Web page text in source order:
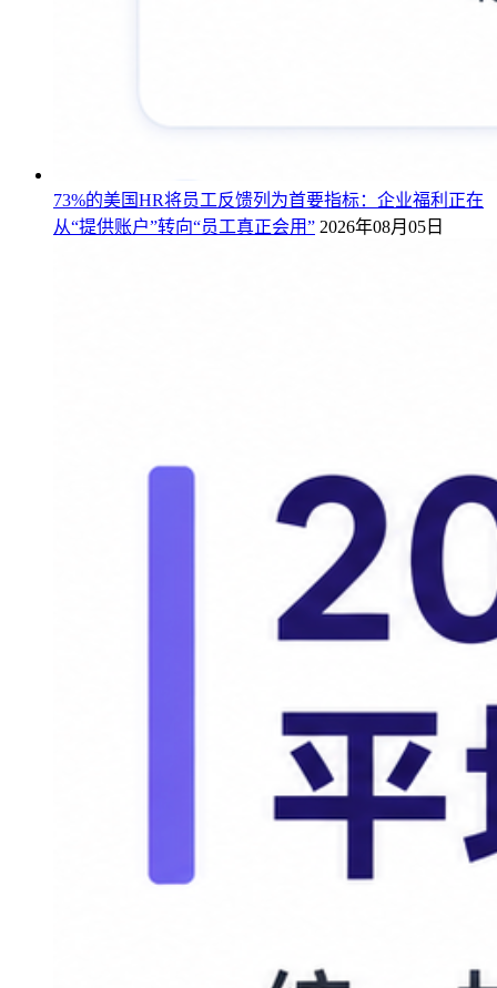
73%的美国HR将员工反馈列为首要指标：企业福利正在
从“提供账户”转向“员工真正会用” 2026年08月05日